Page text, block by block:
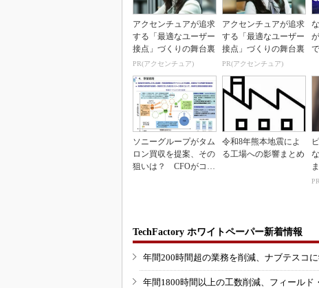
アクセンチュアが追求
する「最適なユーザー
接点」づくりの舞台裏
PR(アクセンチュア)
アクセンチュアが追求
する「最適なユーザー
接点」づくりの舞台裏
PR(アクセンチュア)
ソニーグループがタム
ロン買収を提案、その
狙いは？ CFOがコメ
令和8年熊本地震によ
る工場への影響まとめ
TechFactory ホワイトペーパー新着情報
年間200時間超の業務を削減、ナブテスコ
年間1800時間以上の工数削減、フィール